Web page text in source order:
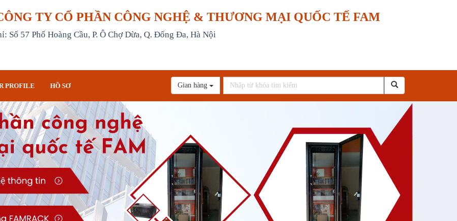
TY CỔ PHẦN CÔNG NGHỆ & THƯƠNG MẠI QUỐC TẾ FAM
Số 57 Phố Hoàng Cầu, P. Ô Chợ Dừa, Q. Đống Đa, Hà Nội
Gian hàng
PROFILE HỒ SƠ